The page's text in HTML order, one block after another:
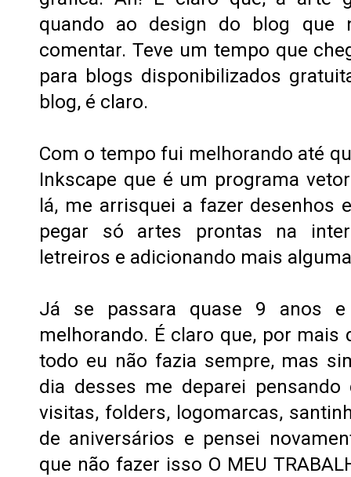
quando ao design do blog que
comentar. Teve um tempo que
para blogs disponibilizados
blog, é claro.
Com o tempo fui melhorando até
Inkscape que é um programa
lá, me arrisquei a fazer desenhos
pegar só artes prontas na
letreiros e adicionando mais
Já se passara quase 9 anos e
melhorando. É claro que, por mais
todo eu não fazia sempre, mas
dia desses me deparei
visitas, folders, logomarcas,
de aniversários e pensei
que não fazer isso O MEU